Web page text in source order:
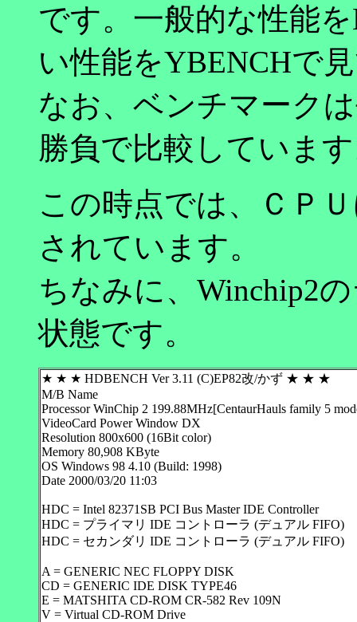
です。一般的な性能
い性能をYBENCHで
なお、ベンチマーク
勝負で比較していま
この時点では、ＣＰ
されています。
ちなみに、Winchip2
状態です。
★ ★ ★ HDBENCH Ver 3.11 (C)EP82改/かず ★ ★ ★
M/B Name
Processor WinChip 2 199.88MHz[CentaurHauls family 5
VideoCard Power Window DX
Resolution 800x600 (16Bit color)
Memory 80,908 KByte
OS Windows 98 4.10 (Build: 1998)
Date 2000/03/20 11:03
HDC = Intel 82371SB PCI Bus Master IDE Controller
HDC = プライマリ IDE コントローラ (デュアル FIFO)
HDC = セカンダリ IDE コントローラ (デュアル FIFO)
A = GENERIC NEC FLOPPY DISK
CD = GENERIC IDE DISK TYPE46
E = MATSHITA CD-ROM CR-582 Rev 109N
V = Virtual CD-ROM Drive